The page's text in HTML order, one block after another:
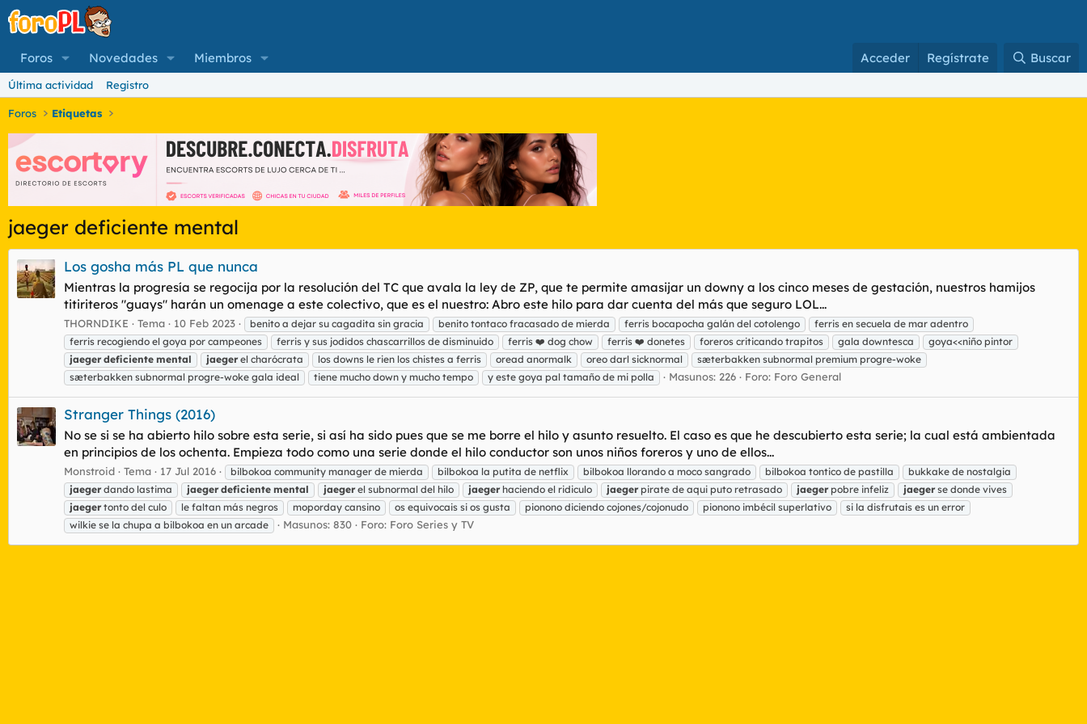
Foros Novedades Miembros Acceder Regístrate Buscar
Última actividad Registro
Foros Etiquetas
jaeger deficiente mental
Los gosha más PL que nunca
Mientras la progresía se regocija por la resolución del TC que avala la ley de ZP, que te permite amasijar un downy a los cinco meses de gestación, nuestros hamijos
titiriteros "guays" harán un omenage a este colectivo, que es el nuestro: Abro este hilo para dar cuenta del más que seguro LOL...
THORNDIKE Tema 10 Feb 2023 benito a dejar su cagadita sin gracia benito tontaco fracasado de mierda ferris bocapocha galán del cotolengo
ferris en secuela de mar adentro
ferris recogiendo el goya por campeones
ferris y sus jodidos chascarrillos de disminuido ferris ❤️ dog chow ferris ❤️ donetes foreros criticando trapitos gala downtesca
goya<<niño pintor
jaeger deficiente mental jaeger el charócrata los downs le rien los chistes a ferris oread anormalk oreo darl sicknormal
sæterbakken subnormal premium progre-woke
sæterbakken subnormal progre-woke gala ideal
tiene mucho down y mucho tempo y este goya pal tamaño de mi polla Masunos: 226 Foro: Foro General
Stranger Things (2016)
No se si se ha abierto hilo sobre esta serie, si así ha sido pues que se me borre el hilo y asunto resuelto. El caso es que he descubierto esta serie; la cual está ambientada
en principios de los ochenta. Empieza todo como una serie donde el hilo conductor son unos niños foreros y uno de ellos...
Monstroid Tema 17 Jul 2016 bilbokoa community manager de mierda bilbokoa la putita de netflix bilbokoa llorando a moco sangrado bilbokoa tontico de pastilla
bukkake de nostalgia
jaeger dando lastima jaeger deficiente mental jaeger el subnormal del hilo jaeger haciendo el ridiculo jaeger pirate de aqui puto retrasado jaeger pobre infeliz jaeger se donde vives
jaeger tonto del culo le faltan más negros moporday cansino os equivocais si os gusta pionono diciendo cojones/cojonudo pionono imbécil superlativo
si la disfrutais es un error
wilkie se la chupa a bilbokoa en un arcade
Masunos: 830 Foro: Foro Series y TV